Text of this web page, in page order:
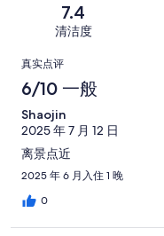
条
点
有
1147
条
点
评
共
有
1147
条
点
评
评，
共
有
1147
条
点
条
评，
共
有
1147
条
点
7.4
清洁度
点
评
真实点评
6/10 一般
Shaojin
2025 年 7 月 12 日
离景点近
2025 年 6 月入住 1 晚
0